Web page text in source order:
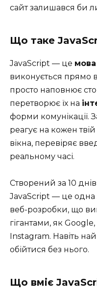
сайт залишався би
Що таке
JavaScript — це
виконується прямо
просто наповнює
перетворює їх на
форми комунікації.
реагує на кожен
вікна, перевіряє
реальному часі.
Створений за 10 днів
JavaScript — це
веб-розробки, що
гігантами, як
Instagram. Навіть
обійтися без нього.
Що вміє